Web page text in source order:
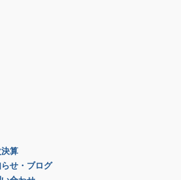
決算
せ・ブログ